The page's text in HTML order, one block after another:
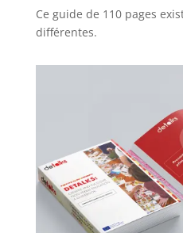
Ce guide de 110 pages
différentes.